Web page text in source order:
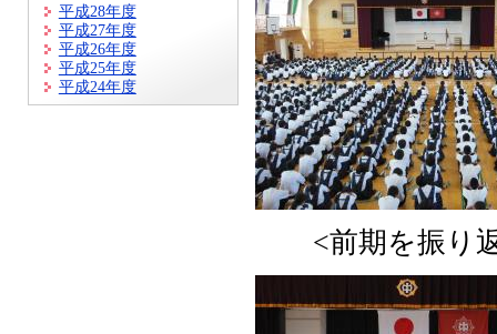
平成28年度
平成27年度
平成26年度
平成25年度
平成24年度
<前期を振り返